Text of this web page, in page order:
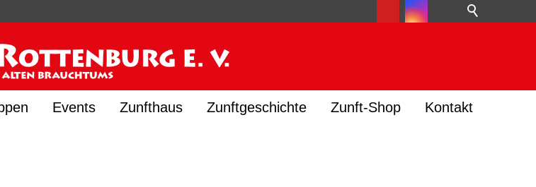
Events Zunfthaus Zunftgeschichte Zunft-Shop Kontakt